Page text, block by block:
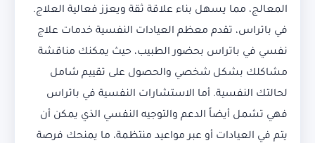
المعالج، مما يسهل بناء علاقة ثقة ويعزز فعالية العلاج.
في باتراس، تقدم معظم العيادات النفسية خدمات علاج
نفسي في باتراس بحضور الطبيب، حيث يمكنك مناقشة
مشاكلك بشكل شخصي والحصول على تقييم شامل
لحالتك النفسية. أما الاستشارات النفسية في باتراس
فهي تشمل أيضاً الدعم والتوجيه النفسي الذي يمكن أن
يتم في العيادات أو عبر مواعيد منتظمة، ما يمنحك فرصة